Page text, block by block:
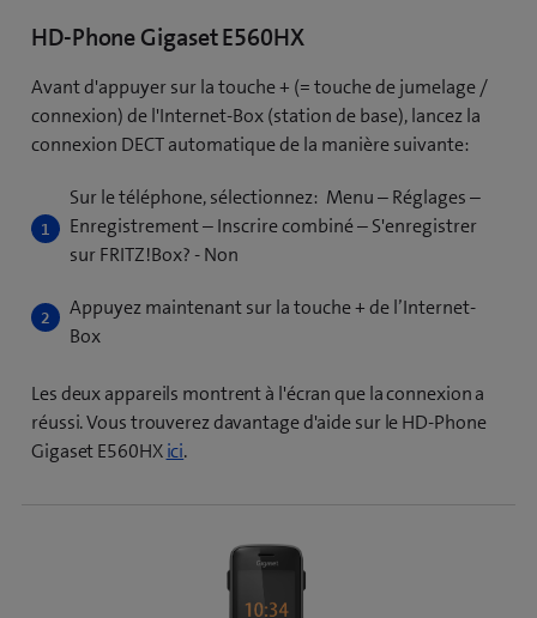
HD-Phone Gigaset E560HX
Avant d'appuyer sur la touche + (= touche de jumelage /
connexion) de l'Internet-Box (station de base), lancez la
connexion DECT automatique de la manière suivante:
Sur le téléphone, sélectionnez: Menu – Réglages –
Enregistrement – Inscrire combiné – S'enregistrer
sur FRITZ!Box? - Non
Appuyez maintenant sur la touche + de l’Internet-
Box
Les deux appareils montrent à l'écran que la connexion a
réussi. Vous trouverez davantage d'aide sur le HD-Phone
Gigaset E560HXici.